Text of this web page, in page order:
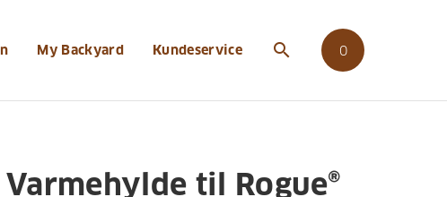
My Backyard Kundeservice search 0
til Rogue®